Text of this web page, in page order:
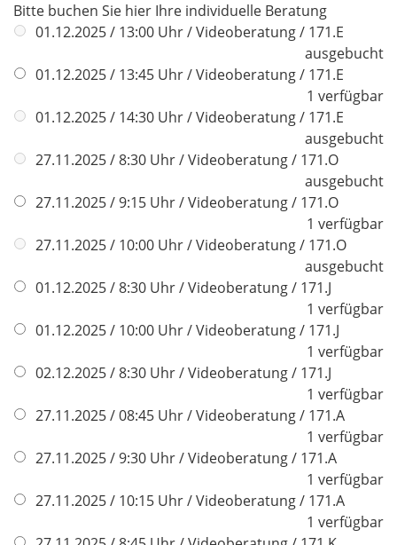
Bitte buchen Sie hier Ihre individuelle Beratung
01.12.2025 / 13:00 Uhr / Videoberatung / 171.E
ausgebucht
01.12.2025 / 13:45 Uhr / Videoberatung / 171.E
1 verfügbar
01.12.2025 / 14:30 Uhr / Videoberatung / 171.E
ausgebucht
27.11.2025 / 8:30 Uhr / Videoberatung / 171.O
ausgebucht
27.11.2025 / 9:15 Uhr / Videoberatung / 171.O
1 verfügbar
27.11.2025 / 10:00 Uhr / Videoberatung / 171.O
ausgebucht
01.12.2025 / 8:30 Uhr / Videoberatung / 171.J
1 verfügbar
01.12.2025 / 10:00 Uhr / Videoberatung / 171.J
1 verfügbar
02.12.2025 / 8:30 Uhr / Videoberatung / 171.J
1 verfügbar
27.11.2025 / 08:45 Uhr / Videoberatung / 171.A
1 verfügbar
27.11.2025 / 9:30 Uhr / Videoberatung / 171.A
1 verfügbar
27.11.2025 / 10:15 Uhr / Videoberatung / 171.A
1 verfügbar